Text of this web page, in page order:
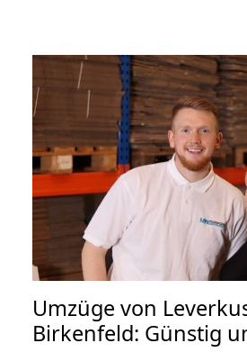
Umzüge von
Birkenfeld: Günstig